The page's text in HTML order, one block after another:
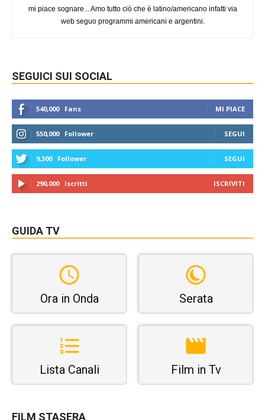
mi piace sognare... Amo tutto ciò che è latino/americano infatti via
web seguo programmi americani e argentini.
SEGUICI SUI SOCIAL
540,000 Fans MI PIACE
550,000 Follower SEGUI
9,300 Follower SEGUI
290,000 Iscritti ISCRIVITI
GUIDA TV
Ora in Onda Serata
Lista Canali Film in Tv
FILM STASERA